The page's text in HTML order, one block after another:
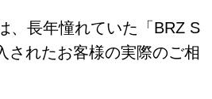
、長年憧れていた「BRZ S
されたお客様の実際のご相